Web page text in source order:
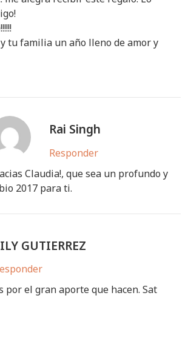
tu familia un año lleno de amor y
Rai Singh
Responder
Claudia!, que sea un profundo y
2017 para ti.
GUTIERREZ
por el gran aporte que hacen. Sat